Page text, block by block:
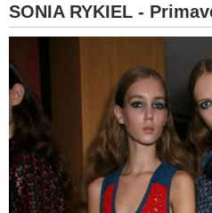
SONIA RYKIEL -